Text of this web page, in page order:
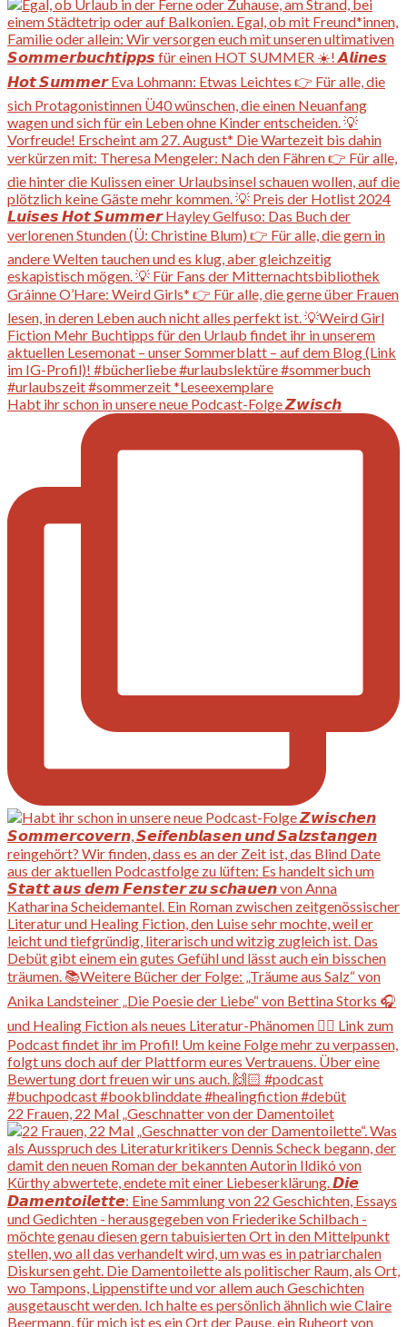
Habt ihr schon in unsere neue Podcast-Folge 𝙕𝙬𝙞𝙨𝙘𝙝
22 Frauen, 22 Mal „Geschnatter von der Damentoilet